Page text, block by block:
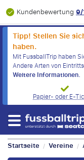
Kundenbewertung
Tipp! Stellen Sie
haben.
Mit FussballTrip haben
Andere Arten von
Weitere Informationen.
Papier- oder E-
Startseite / Vereine /